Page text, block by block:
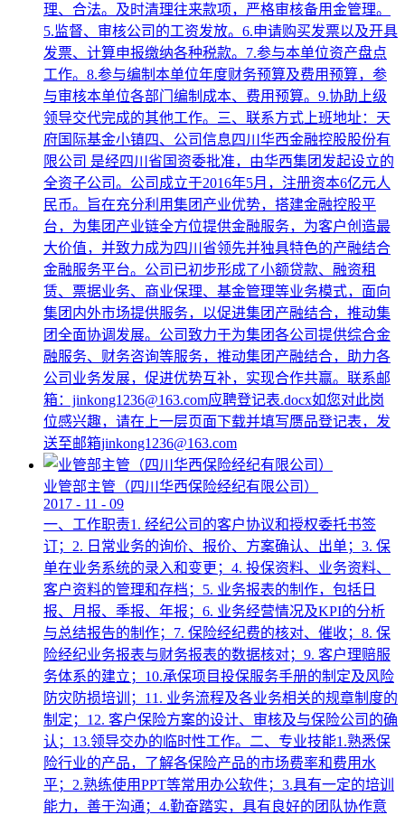
理、合法。及时清理往来款项，严格审核备用金管理。
5.监督、审核公司的工资发放。6.申请购买发票以及开具
发票、计算申报缴纳各种税款。7.参与本单位资产盘点
工作。8.参与编制本单位年度财务预算及费用预算，参
与审核本单位各部门编制成本、费用预算。9.协助上级
领导交代完成的其他工作。三、联系方式上班地址：天
府国际基金小镇四、公司信息四川华西金融控股股份有
限公司 是经四川省国资委批准，由华西集团发起设立的
全资子公司。公司成立于2016年5月，注册资本6亿元人
民币。旨在充分利用集团产业优势，搭建金融控股平
台，为集团产业链全方位提供金融服务，为客户创造最
大价值，并致力成为四川省领先并独具特色的产融结合
金融服务平台。公司已初步形成了小额贷款、融资租
赁、票据业务、商业保理、基金管理等业务模式，面向
集团内外市场提供服务，以促进集团产融结合，推动集
团全面协调发展。公司致力于为集团各公司提供综合金
融服务、财务咨询等服务，推动集团产融结合，助力各
公司业务发展，促进优势互补，实现合作共赢。联系邮
箱：jinkong1236@163.com应聘登记表.docx如您对此岗
位感兴趣，请在上一层页面下载并填写赝品登记表，发
送至邮箱jinkong1236@163.com
业管部主管（四川华西保险经纪有限公司）
2017 - 11 - 09
一、工作职责1. 经纪公司的客户协议和授权委托书签
订；2. 日常业务的询价、报价、方案确认、出单；3. 保
单在业务系统的录入和变更；4. 投保资料、业务资料、
客户资料的管理和存档；5. 业务报表的制作，包括日
报、月报、季报、年报；6. 业务经营情况及KPI的分析
与总结报告的制作；7. 保险经纪费的核对、催收；8. 保
险经纪业务报表与财务报表的数据核对；9. 客户理赔服
务体系的建立；10.承保项目投保服务手册的制定及风险
防灾防损培训；11. 业务流程及各业务相关的规章制度的
制定；12. 客户保险方案的设计、审核及与保险公司的确
认；13.领导交办的临时性工作。二、专业技能1.熟悉保
险行业的产品，了解各保险产品的市场费率和费用水
平；2.熟练使用PPT等常用办公软件；3.具有一定的培训
能力，善于沟通；4.勤奋踏实，具有良好的团队协作意